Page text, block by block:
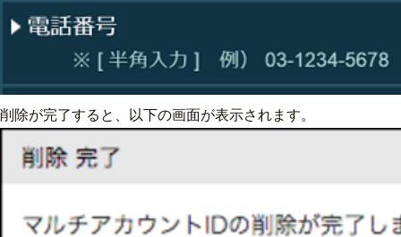
削除が完了すると、以下の画面が表示されます。